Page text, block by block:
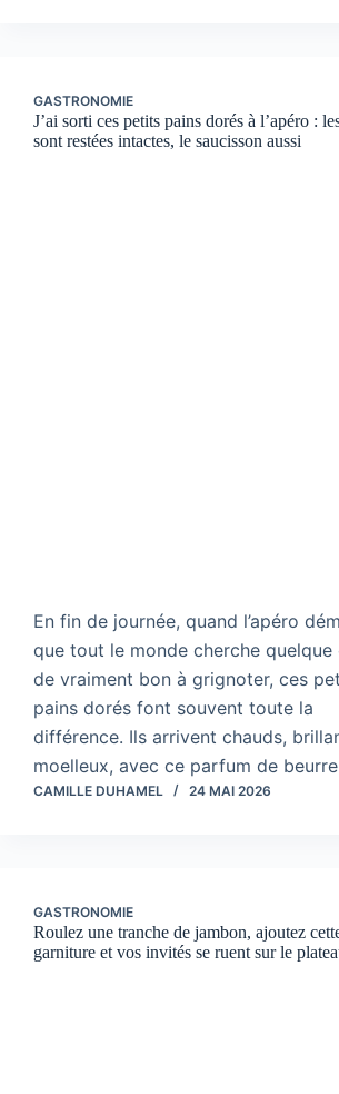
GASTRONOMIE
J’ai sorti ces petits pains dorés à l’apéro :
sont restées intactes, le saucisson aussi
En fin de journée, quand l’apéro
que tout le monde cherche quelque
de vraiment bon à grignoter, ces
pains dorés font souvent toute la
différence. Ils arrivent chauds,
moelleux, avec ce parfum de
CAMILLE DUHAMEL 24 MAI 2026
GASTRONOMIE
Roulez une tranche de jambon, ajoutez
garniture et vos invités se ruent sur le